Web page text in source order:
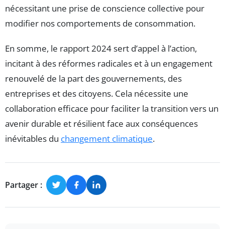
nécessitant une prise de conscience collective pour
modifier nos comportements de consommation.
En somme, le rapport 2024 sert d’appel à l’action,
incitant à des réformes radicales et à un engagement
renouvelé de la part des gouvernements, des
entreprises et des citoyens. Cela nécessite une
collaboration efficace pour faciliter la transition vers un
avenir durable et résilient face aux conséquences
inévitables du changement climatique.
Partager :